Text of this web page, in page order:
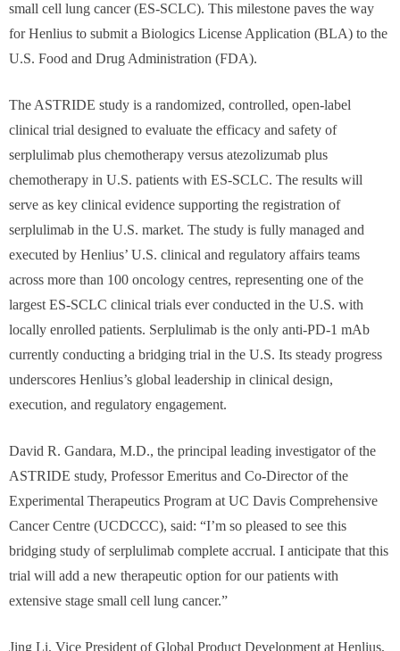
small cell lung cancer (ES-SCLC). This milestone paves the way
for Henlius to submit a Biologics License Application (BLA) to the
U.S. Food and Drug Administration (FDA).
The ASTRIDE study is a randomized, controlled, open-label
clinical trial designed to evaluate the efficacy and safety of
serplulimab plus chemotherapy versus atezolizumab plus
chemotherapy in U.S. patients with ES-SCLC. The results will
serve as key clinical evidence supporting the registration of
serplulimab in the U.S. market. The study is fully managed and
executed by Henlius’ U.S. clinical and regulatory affairs teams
across more than 100 oncology centres, representing one of the
largest ES-SCLC clinical trials ever conducted in the U.S. with
locally enrolled patients. Serplulimab is the only anti-PD-1 mAb
currently conducting a bridging trial in the U.S. Its steady progress
underscores Henlius’s global leadership in clinical design,
execution, and regulatory engagement.
David R. Gandara, M.D., the principal leading investigator of the
ASTRIDE study, Professor Emeritus and Co-Director of the
Experimental Therapeutics Program at UC Davis Comprehensive
Cancer Centre (UCDCCC), said: “I’m so pleased to see this
bridging study of serplulimab complete accrual. I anticipate that this
trial will add a new therapeutic option for our patients with
extensive stage small cell lung cancer.”
Jing Li, Vice President of Global Product Development at Henlius,